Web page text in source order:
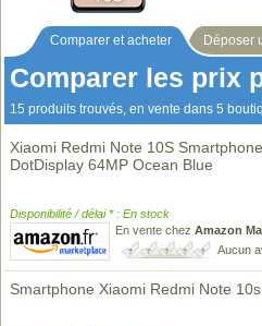
Comparer et acheter Déposer
Comparer les prix
15 produits trouvés, en vente dans 5
Xiaomi Redmi Note 10S
DotDisplay 64MP Ocean Blue
Disponibilité / délai * : En stock
En vente chez Amazon
Aucun
Smartphone Xiaomi Redmi Note